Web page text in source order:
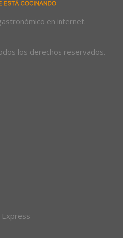
en internet.
los derechos reservados.
Express